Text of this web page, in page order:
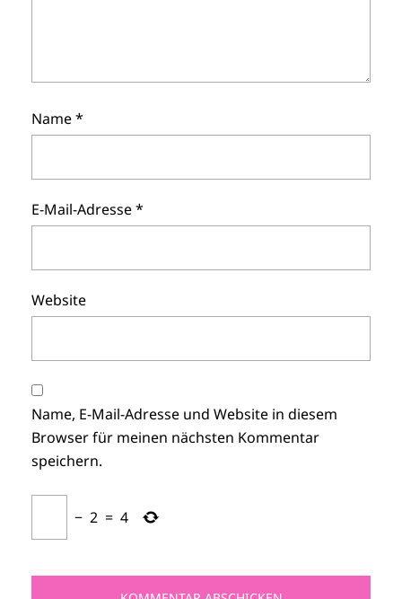
Name*
E-Mail-Adresse*
Website
Name, E-Mail-Adresse und Website in diesem
Browser für meinen nächsten Kommentar
speichern.
− 2 = 4